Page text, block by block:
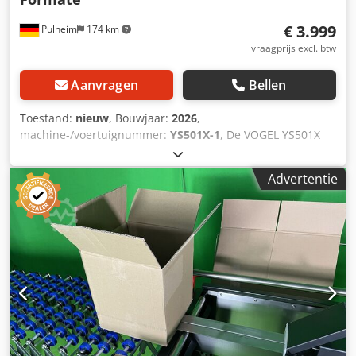
Pulheim 174 km € 3.999
vraagprijs excl. btw
Aanvragen Bellen
Toestand: nieuw, Bouwjaar: 2026,
machine-/voertuignummer: YS501X-1, De VOGEL YS501X
ECONOMIC dozensluitmachine is onze aanbeveling, vooral
voor vrij grote kartonformaten die in batches worden
gelijmd. Doosformaten: Lengte 150 - ∞ mm Breedte 150 -
500 mm Hoogte 140 - 560 mm Technische gegevens:
Bedrijfsspanning 220 V Cjdpfxjzr Hlhe Amhoha CE-
markering Accessoires: Voor ons VOGEL
dozensluitprogramma bieden we rollen, voor- en natafels
en rollenbanen. Onze ECONOMIC dozensluitmachine
YS501X is een gunstige oplossing als het gaat om het veilig
sluiten van dozen in vrij grote formaten. Twee
zijtransportbanden transporteren uw dozen veilig door de
dozensluitmachine. De breedte van de doos wordt
mechanisch ingesteld met een zwengel. Hoogteverstelling
Advertentie